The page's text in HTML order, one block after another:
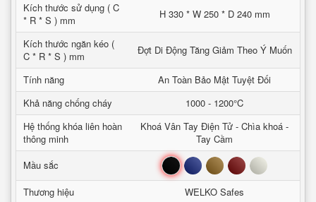
Kích thước sử dụng ( C
* R * S ) mm
H 330 * W 250 * D 240 mm
Kích thước ngăn kéo (
C * R * S ) mm
Đợt Di Động Tăng Giảm Theo Ý Muốn
Tính năng
An Toàn Bảo Mật Tuyệt Đối
Khả năng chống cháy
1000 - 1200°C
Hệ thống khóa liên hoàn
thông minh
Khoá Vân Tay Điện Tử - Chìa khoá -
Tay Cầm
Mầu sắc
Đen Xanh Nâu Đỏ Trắng
Thương hiệu
WELKO Safes